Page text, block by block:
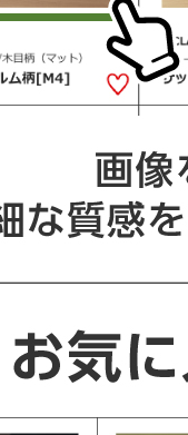
グレード2/メラミン
木目ミディアム[MB]